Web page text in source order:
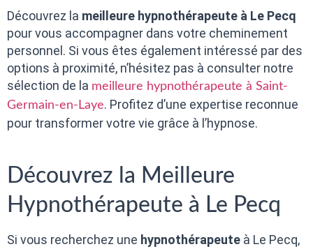
Découvrez la meilleure hypnothérapeute à Le Pecq
pour vous accompagner dans votre cheminement
personnel. Si vous êtes également intéressé par des
options à proximité, n’hésitez pas à consulter notre
sélection de la meilleure hypnothérapeute à Saint-
Germain-en-Laye. Profitez d’une expertise reconnue
pour transformer votre vie grâce à l’hypnose.
Découvrez la Meilleure
Hypnothérapeute à Le Pecq
Si vous recherchez une hypnothérapeute à Le Pecq,